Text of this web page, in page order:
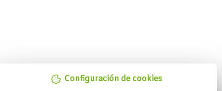
Configuración de cookies